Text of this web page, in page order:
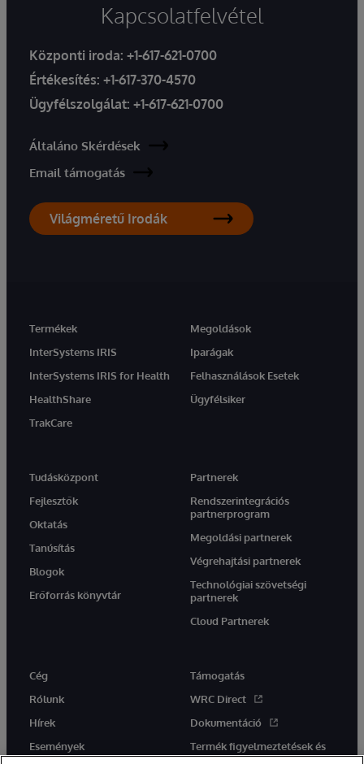
Kapcsolatfelvétel
Központi iroda: +1-617-621-0700
Értékesítés: +1-617-370-4570
Ügyfélszolgálat: +1-617-621-0700
Általáno Skérdések
Email támogatás
Világméretű Irodák
Termékek
InterSystems IRIS
InterSystems IRIS for Health
HealthShare
TrakCare
Megoldások
Iparágak
Felhasználások Esetek
Ügyfélsiker
Tudásközpont
Fejlesztők
Oktatás
Tanúsítás
Blogok
Erőforrás könyvtár
Partnerek
Rendszerintegrációs
partnerprogram
Megoldási partnerek
Végrehajtási partnerek
Technológiai szövetségi
partnerek
Cloud Partnerek
Cég
Rólunk
Hírek
Események
Támogatás
WRC Direct
Dokumentáció
Termék figyelmeztetések és
tanácsok